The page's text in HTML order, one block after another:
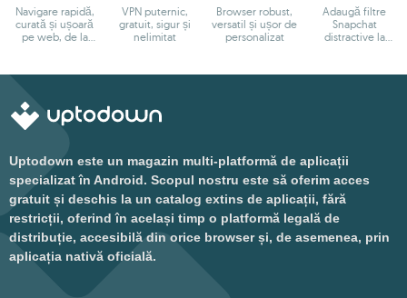
Navigare rapidă,
curată și ușoară
pe web, de la
VPN puternic,
gratuit, sigur și
nelimitat
Browser robust,
versatil și ușor de
personalizat
Adaugă filtre
Snapchat
distractive la
Uptodown este un magazin multi-platformă de aplicații
specializat în Android. Scopul nostru este să oferim acces
gratuit și deschis la un catalog extins de aplicații, fără
restricții, oferind în același timp o platformă legală de
distribuție, accesibilă din orice browser și, de asemenea, prin
aplicația nativă oficială.